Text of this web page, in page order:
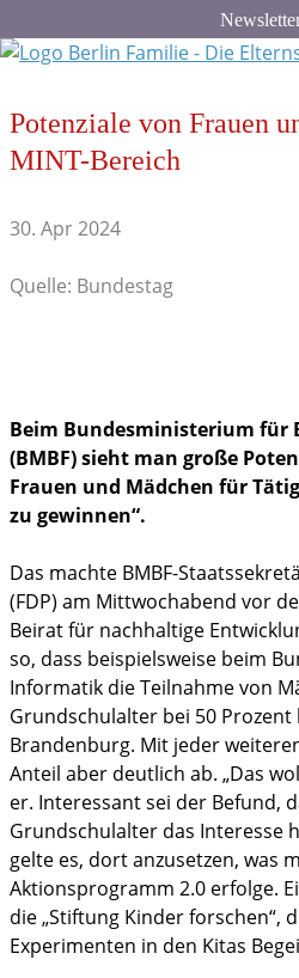
berlin-familie.de
Spenden und Helfen
Ausschreibungen &
Familienleben
im Notfall
Potenziale von Frauen
MINT-Bereich
30. Apr 2024
Quelle: Bundestag
Beim Bundesministerium für
(BMBF) sieht man große
Frauen und Mädchen für
zu gewinnen“.
Das machte BMBF-
(FDP) am Mittwochabend vor
Beirat für nachhaltige
so, dass beispielsweise beim
Informatik die Teilnahme von
Grundschulalter bei 50 Prozent
Brandenburg. Mit jeder
Anteil aber deutlich ab. „Das
er. Interessant sei der Befund,
Grundschulalter das Interesse
gelte es, dort anzusetzen, was
Aktionsprogramm 2.0 erfolge.
die „Stiftung Kinder forschen“,
Experimenten in den Kitas